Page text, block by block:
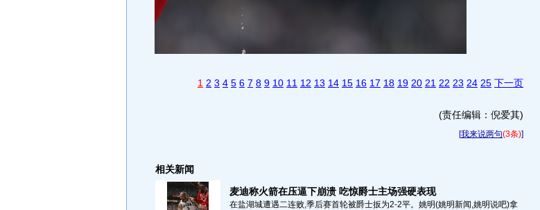
1 2 3 4 5 6 7 8 9 10 11 12 13 14 15 16 17 18 19 20 21 22 23 24 25 下一页
(责任编辑：倪爱其)
[我来说两句(3条)]
相关新闻
麦迪称火箭在压逼下崩溃 吃惊爵士主场强硬表现
在盐湖城遭遇二连败,季后赛首轮被爵士扳为2-2平。姚明(姚明新闻,姚明说吧)拿